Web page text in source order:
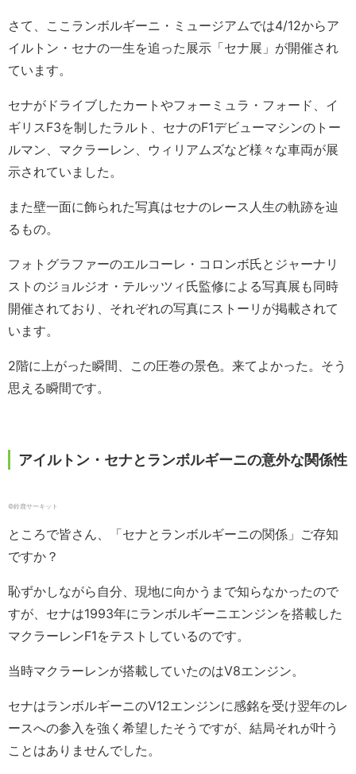
さて、ここランボルギーニ・ミュージアムでは4/12からア
イルトン・セナの一生を追った展示「セナ展」が開催され
ています。
セナがドライブしたカートやフォーミュラ・フォード、イ
ギリスF3を制したラルト、セナのF1デビューマシンのトー
ルマン、マクラーレン、ウィリアムズなど様々な車両が展
示されていました。
また壁一面に飾られた写真はセナのレース人生の軌跡を辿
るもの。
フォトグラファーのエルコーレ・コロンボ氏とジャーナリ
ストのジョルジオ・テルッツィ氏監修による写真展も同時
開催されており、それぞれの写真にストーリが掲載されて
います。
2階に上がった瞬間、この圧巻の景色。来てよかった。そう
思える瞬間です。
アイルトン・セナとランボルギーニの意外な関係性
©︎鈴鹿サーキット
ところで皆さん、「セナとランボルギーニの関係」ご存知
ですか？
恥ずかしながら自分、現地に向かうまで知らなかったので
すが、セナは1993年にランボルギーニエンジンを搭載した
マクラーレンF1をテストしているのです。
当時マクラーレンが搭載していたのはV8エンジン。
セナはランボルギーニのV12エンジンに感銘を受け翌年のレ
ースへの参入を強く希望したそうですが、結局それが叶う
ことはありませんでした。